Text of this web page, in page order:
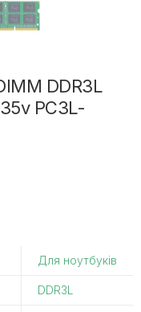
DDR3L
PC3L-
Для ноутбуків
DDR3L